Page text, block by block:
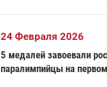
24 Февраля 2026
5 медалей завоевали
паралимпийцы на